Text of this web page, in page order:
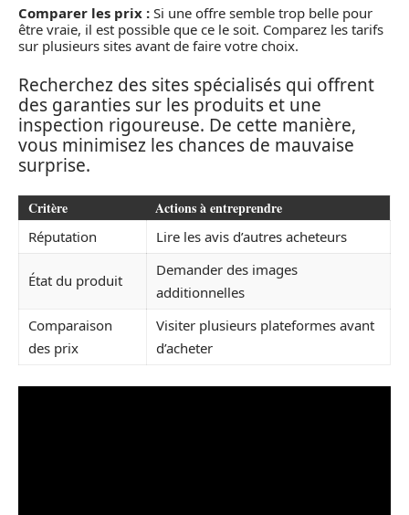
Comparer les prix : Si une offre semble trop belle pour
être vraie, il est possible que ce le soit. Comparez les tarifs
sur plusieurs sites avant de faire votre choix.
Recherchez des sites spécialisés qui offrent
des garanties sur les produits et une
inspection rigoureuse. De cette manière,
vous minimisez les chances de mauvaise
surprise.
Critère Actions à entreprendre
Réputation Lire les avis d’autres acheteurs
État du produit
Demander des images
additionnelles
Comparaison
des prix
Visiter plusieurs plateformes avant
d’acheter